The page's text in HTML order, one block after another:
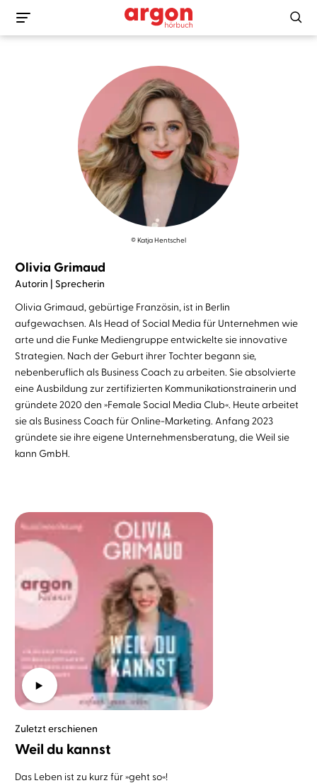
© Katja Hentschel
Olivia Grimaud
Autorin | Sprecherin
Olivia Grimaud, gebürtige Französin, ist in Berlin
aufgewachsen. Als Head of Social Media für Unternehmen wie
arte und die Funke Mediengruppe entwickelte sie innovative
Strategien. Nach der Geburt ihrer Tochter begann sie,
nebenberuflich als Business Coach zu arbeiten. Sie absolvierte
eine Ausbildung zur zertifizierten Kommunikationstrainerin und
gründete 2020 den »Female Social Media Club«. Heute arbeitet
sie als Business Coach für Online-Marketing. Anfang 2023
gründete sie ihre eigene Unternehmensberatung, die Weil sie
kann GmbH.
Zuletzt erschienen
Weil du kannst
Das Leben ist zu kurz für »geht so«!